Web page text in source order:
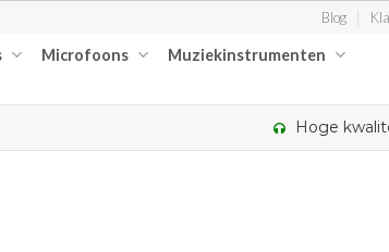
Blog
Microfoons Muziekinstrumenten
Hoge